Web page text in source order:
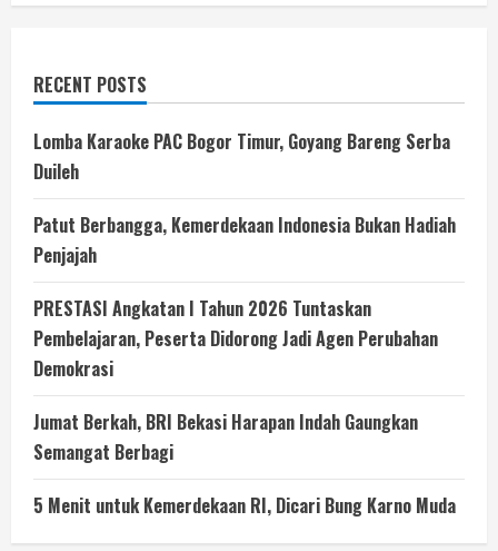
RECENT POSTS
Lomba Karaoke PAC Bogor Timur, Goyang Bareng Serba
Duileh
Patut Berbangga, Kemerdekaan Indonesia Bukan Hadiah
Penjajah
PRESTASI Angkatan I Tahun 2026 Tuntaskan
Pembelajaran, Peserta Didorong Jadi Agen Perubahan
Demokrasi
Jumat Berkah, BRI Bekasi Harapan Indah Gaungkan
Semangat Berbagi
5 Menit untuk Kemerdekaan RI, Dicari Bung Karno Muda